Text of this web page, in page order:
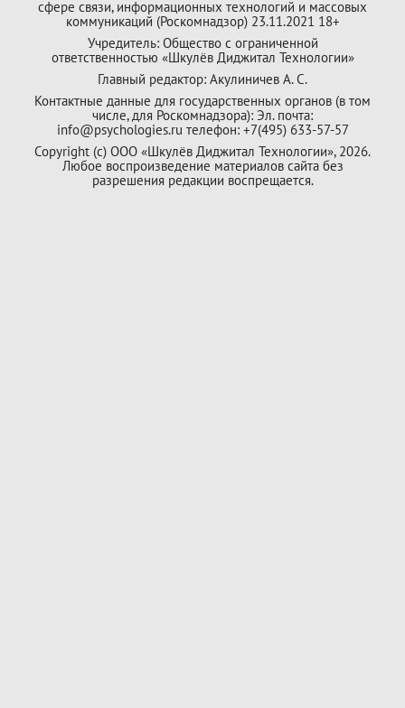
сфере связи, информационных технологий и массовых
коммуникаций (Роскомнадзор) 23.11.2021 18+
Учредитель: Общество с ограниченной
ответственностью «Шкулёв Диджитал Технологии»
Главный редактор: Акулиничев А. С.
Контактные данные для государственных органов (в том
числе, для Роскомнадзора): Эл. почта:
info@psychologies.ru телефон: +7(495) 633-57-57
Copyright (с) ООО «Шкулёв Диджитал Технологии», 2026.
Любое воспроизведение материалов сайта без
разрешения редакции воспрещается.